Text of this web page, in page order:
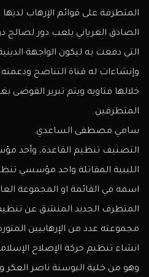
المتطرفة على قوائم الإرهاب
الصادق الغرياني يلعب دور لصالح
التي دفعت به ليكون الواجهة
وإنشاءات له قناة التناصح ودعمته
خلالها فتاويه ويتم تبرير الفوضى
المتطرفين.
سامي مصطفى الساعدي.
التصنيف تنظيم القاعدة، وأحد
الليبية المقاتلة واحد مؤسسي
اسمه في القائمة او المجموعة
المتطرف الجديد المنشق عن
مجموعته عدد من الإرهابيين
انشاء تنظيم حركة الإصلاح
وهو من خلية البوسنة ناصر العكر